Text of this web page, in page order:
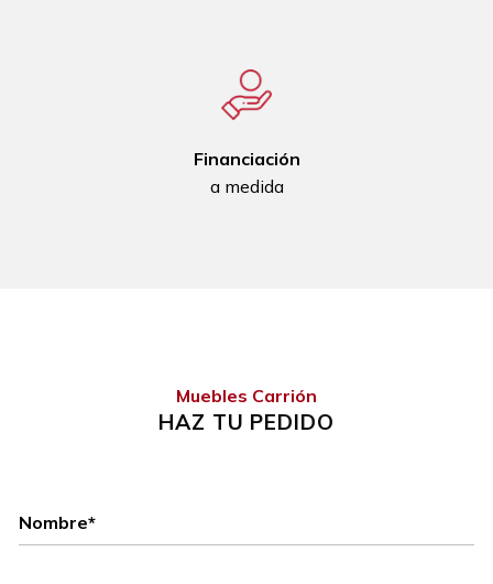
Financiación
a medida
Muebles Carrión
HAZ TU PEDIDO